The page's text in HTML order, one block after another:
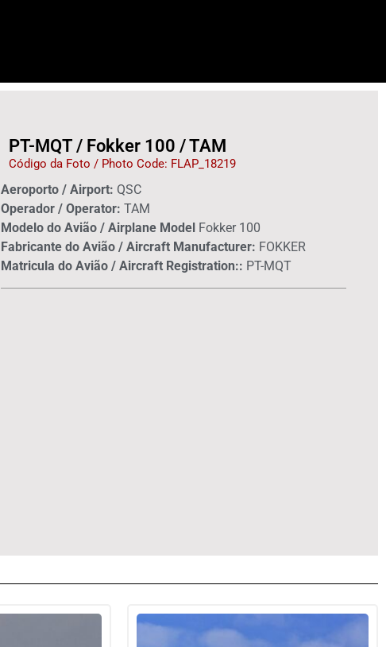
PT-MQT / Fokker 100 / TAM
Código da Foto / Photo Code: FLAP_18219
Aeroporto / Airport: QSC
Operador / Operator: TAM
Modelo do Avião / Airplane Model Fokker 100
Fabricante do Avião / Aircraft Manufacturer: FOKKER
Matricula do Avião / Aircraft Registration:: PT-MQT